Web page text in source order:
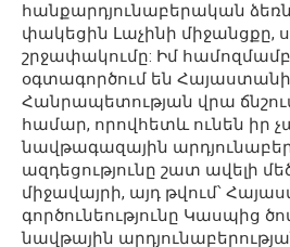
հանքարդյունաբերական
փակեցին Լաչինի միջանցքը,
շրջափակումը: Իմ
օգտագործում են Հայաստանի
Հանրապետության վրա
համար, որովհետև ունեն իր
նավթագազային
ազդեցությունը շատ ավելի
միջավայրի, այդ թվում՝
գործունեությունը Կասպից
նավթային